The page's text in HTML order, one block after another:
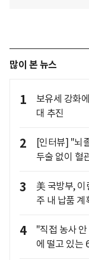
많이 본 뉴스
1
보유세 강화
대 추진
2
[인터뷰] "뇌
두술 없이 혈
3
美 국방부,
주 내 납품 계
4
"직접 농사
에 떨고 있는